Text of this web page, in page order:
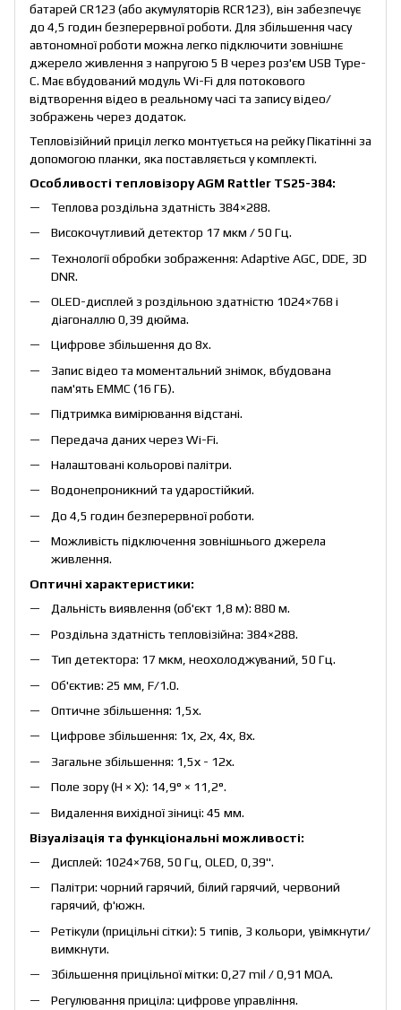
батарей CR123 (або акумуляторів RCR123), він забезпечує
до 4,5 годин безперервної роботи. Для збільшення часу
автономної роботи можна легко підключити зовнішнє
джерело живлення з напругою 5 В через роз'єм USB Type-
C. Має вбудований модуль Wi-Fi для потокового
відтворення відео в реальному часі та запису відео/
зображень через додаток.
Тепловізійний приціл легко монтується на рейку Пікатінні за
допомогою планки, яка поставляється у комплекті.
Особливості тепловізору AGM Rattler TS25-384:
Теплова роздільна здатність 384×288.
Високочутливий детектор 17 мкм / 50 Гц.
Технології обробки зображення: Adaptive AGC, DDE, 3D
DNR.
OLED-дисплей з роздільною здатністю 1024×768 і
діагоналлю 0,39 дюйма.
Цифрове збільшення до 8x.
Запис відео та моментальний знімок, вбудована
пам'ять EMMC (16 ГБ).
Підтримка вимірювання відстані.
Передача даних через Wi-Fi.
Налаштовані кольорові палітри.
Водонепроникний та ударостійкий.
До 4,5 годин безперервної роботи.
Можливість підключення зовнішнього джерела
живлення.
Оптичні характеристики:
Дальність виявлення (об'єкт 1,8 м): 880 м.
Роздільна здатність тепловізійна: 384×288.
Тип детектора: 17 мкм, неохолоджуваний, 50 Гц.
Об'єктив: 25 мм, F/1.0.
Оптичне збільшення: 1,5х.
Цифрове збільшення: 1х, 2х, 4х, 8х.
Загальне збільшення: 1,5х - 12х.
Поле зору (H × X): 14,9° × 11,2°.
Видалення вихідної зіниці: 45 мм.
Візуалізація та функціональні можливості:
Дисплей: 1024×768, 50 Гц, OLED, 0,39".
Палітри: чорний гарячий, білий гарячий, червоний
гарячий, ф'южн.
Ретікули (прицільні сітки): 5 типів, 3 кольори, увімкнути/
вимкнути.
Збільшення прицільної мітки: 0,27 mil / 0,91 MOA.
Регулювання приціла: цифрове управління.